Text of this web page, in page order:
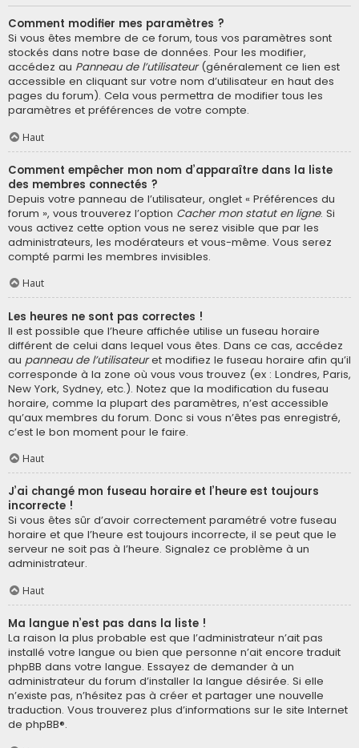
Comment modifier mes paramètres ?
Si vous êtes membre de ce forum, tous vos paramètres sont
stockés dans notre base de données. Pour les modifier,
accédez au Panneau de l’utilisateur(généralement ce lien est
accessible en cliquant sur votre nom d’utilisateur en haut des
pages du forum). Cela vous permettra de modifier tous les
paramètres et préférences de votre compte.
Haut
Comment empêcher mon nom d’apparaître dans la liste
des membres connectés ?
Depuis votre panneau de l’utilisateur, onglet « Préférences du
forum », vous trouverez l’option Cacher mon statut en ligne. Si
vous activez cette option vous ne serez visible que par les
administrateurs, les modérateurs et vous-même. Vous serez
compté parmi les membres invisibles.
Haut
Les heures ne sont pas correctes !
Il est possible que l’heure affichée utilise un fuseau horaire
différent de celui dans lequel vous êtes. Dans ce cas, accédez
au panneau de l’utilisateuret modifiez le fuseau horaire afin qu’il
corresponde à la zone où vous vous trouvez (ex : Londres, Paris,
New York, Sydney, etc.). Notez que la modification du fuseau
horaire, comme la plupart des paramètres, n’est accessible
qu’aux membres du forum. Donc si vous n’êtes pas enregistré,
c’est le bon moment pour le faire.
Haut
J’ai changé mon fuseau horaire et l’heure est toujours
incorrecte !
Si vous êtes sûr d’avoir correctement paramétré votre fuseau
horaire et que l’heure est toujours incorrecte, il se peut que le
serveur ne soit pas à l’heure. Signalez ce problème à un
administrateur.
Haut
Ma langue n’est pas dans la liste !
La raison la plus probable est que l’administrateur n’ait pas
installé votre langue ou bien que personne n’ait encore traduit
phpBB dans votre langue. Essayez de demander à un
administrateur du forum d’installer la langue désirée. Si elle
n’existe pas, n’hésitez pas à créer et partager une nouvelle
traduction. Vous trouverez plus d’informations sur le site Internet
de phpBB®.